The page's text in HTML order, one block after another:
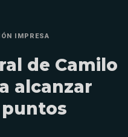
IMPRESA
de Camilo
alcanzar